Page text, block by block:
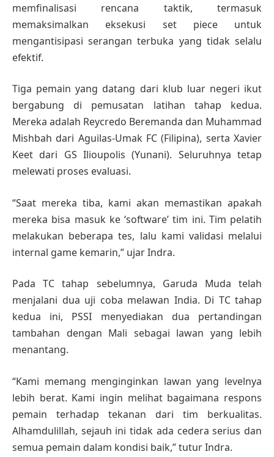
memfinalisasi rencana taktik, termasuk
memaksimalkan eksekusi set piece untuk
mengantisipasi serangan terbuka yang tidak selalu
efektif.
Tiga pemain yang datang dari klub luar negeri ikut
bergabung di pemusatan latihan tahap kedua.
Mereka adalah Reycredo Beremanda dan Muhammad
Mishbah dari Aguilas-Umak FC (Filipina), serta Xavier
Keet dari GS Ilioupolis (Yunani). Seluruhnya tetap
melewati proses evaluasi.
“Saat mereka tiba, kami akan memastikan apakah
mereka bisa masuk ke ‘software’ tim ini. Tim pelatih
melakukan beberapa tes, lalu kami validasi melalui
internal game kemarin,” ujar Indra.
Pada TC tahap sebelumnya, Garuda Muda telah
menjalani dua uji coba melawan India. Di TC tahap
kedua ini, PSSI menyediakan dua pertandingan
tambahan dengan Mali sebagai lawan yang lebih
menantang.
“Kami memang menginginkan lawan yang levelnya
lebih berat. Kami ingin melihat bagaimana respons
pemain terhadap tekanan dari tim berkualitas.
Alhamdulillah, sejauh ini tidak ada cedera serius dan
semua pemain dalam kondisi baik,” tutur Indra.